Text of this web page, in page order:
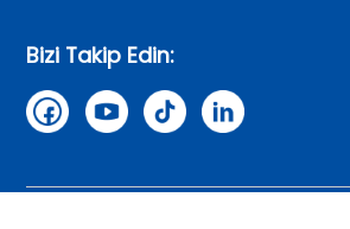
Bizi Takip Edin: